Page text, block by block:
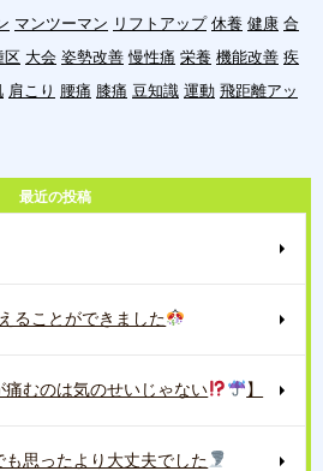
マンツーマン リフトアップ 休養 健康 合
区 大会 姿勢改善 慢性痛 栄養 機能改善 疾
肩こり 腰痛 膝痛 豆知識 運動 飛距離アッ
最近の投稿
ることができました
痛むのは気のせいじゃない 】
思ったより大丈夫でした